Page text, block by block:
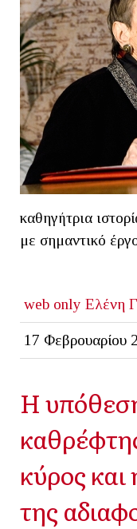
καθηγήτρια
με σημαντικό
web only Ελένη
17 Φεβρουαρίου
Η
κύρος και
της